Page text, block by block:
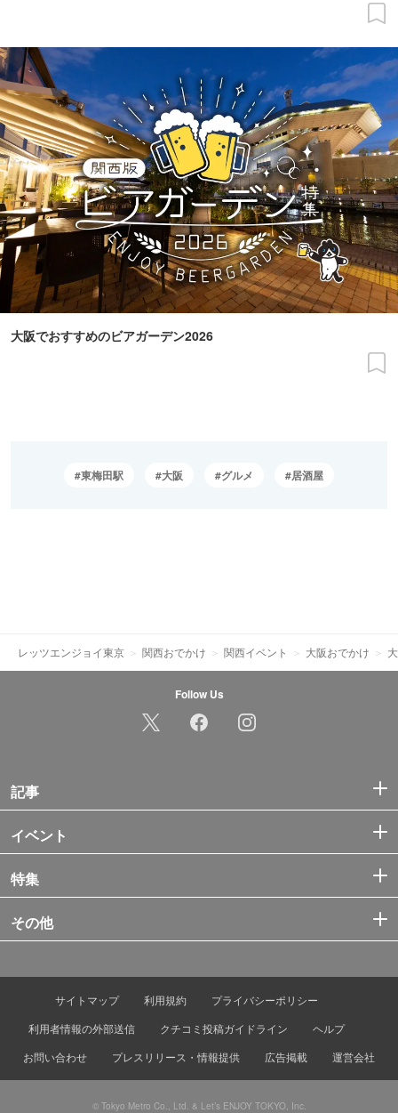
大阪でおすすめのビアガーデン2026
東梅田駅 大阪 グルメ 居酒屋
レッツエンジョイ東京 関西おでかけ 関西イベント 大阪おでかけ
Follow Us
記事
イベント
特集
その他
サイトマップ 利用規約
プライバシーポリシー
利用者情報の外部送信
クチコミ投稿ガイドライン
ヘルプ
お問い合わせ
プレスリリース・情報提供 広告掲載 運営会社
© Tokyo Metro Co., Ltd. & Let’s ENJOY TOKYO, Inc.